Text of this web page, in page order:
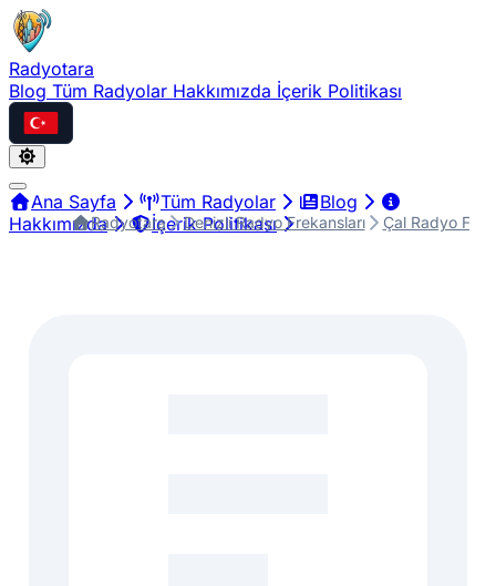
Radyotara
Blog Tüm Radyolar Hakkımızda İçerik Politikası
Türkçe
Ana Sayfa Tüm Radyolar
Blog
Hakkımızda
İçerik Politikası
Radyotara Denizli Radyo Frekansları Çal Radyo